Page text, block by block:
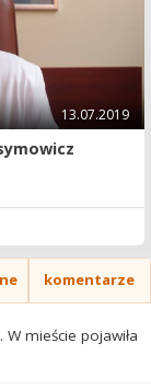
13.07.2019
komentarze
mieście pojawiła